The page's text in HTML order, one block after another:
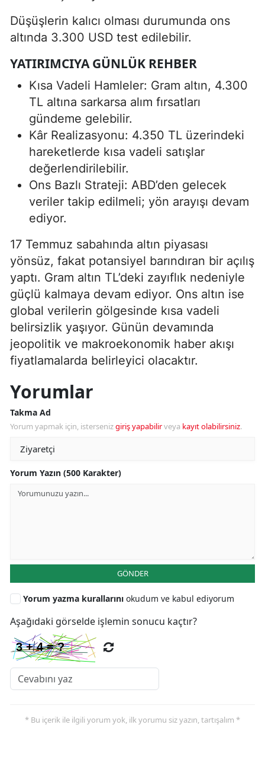
Düşüşlerin kalıcı olması durumunda ons
altında 3.300 USD test edilebilir.
YATIRIMCIYA GÜNLÜK REHBER
Kısa Vadeli Hamleler: Gram altın, 4.300
TL altına sarkarsa alım fırsatları
gündeme gelebilir.
Kâr Realizasyonu: 4.350 TL üzerindeki
hareketlerde kısa vadeli satışlar
değerlendirilebilir.
Ons Bazlı Strateji: ABD’den gelecek
veriler takip edilmeli; yön arayışı devam
ediyor.
17 Temmuz sabahında altın piyasası
yönsüz, fakat potansiyel barındıran bir açılış
yaptı. Gram altın TL’deki zayıflık nedeniyle
güçlü kalmaya devam ediyor. Ons altın ise
global verilerin gölgesinde kısa vadeli
belirsizlik yaşıyor. Günün devamında
jeopolitik ve makroekonomik haber akışı
fiyatlamalarda belirleyici olacaktır.
Yorumlar
Takma Ad
Yorum yapmak için, istersenizgiriş yapabilirveya kayıt olabilirsiniz.
Yorum Yazın (500 Karakter)
GÖNDER
Yorum yazma kurallarını okudum ve kabul ediyorum
Aşağıdaki görselde işlemin sonucu kaçtır?
* Bu içerik ile ilgili yorum yok, ilk yorumu siz yazın, tartışalım *